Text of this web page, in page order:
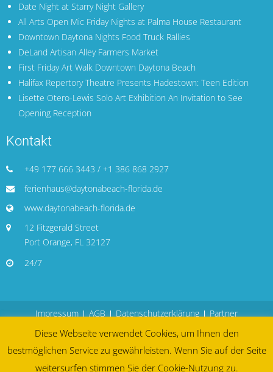
Date Night at Starry Night Gallery
All Arts Open Mic Friday Nights at Palma House Restaurant
Downtown Daytona Nights Food Truck Rallies
DeLand Artisan Alley Farmers Market
First Friday Art Walk Downtown Daytona Beach
Halifax Repertory Theatre Presents Hadestown: Teen Edition
Lisette Otero-Lewis Solo Art Exhibition An Invitation to See
Opening Reception
Kontakt
+49 177 666 3443 / +1 386 868 2927
ferienhaus@daytonabeach-florida.de
www.daytonabeach-florida.de
12 Fitzgerald Street
Port Orange, FL 32127
24/7
Impressum AGB Datenschutzerklärung Partner
Diese Webseite verwendet Cookies, um Ihnen den
bestmöglichen Service zu gewährleisten. Wenn Sie auf der Seite
weitersurfen stimmen Sie der Cookie-Nutzung zu.